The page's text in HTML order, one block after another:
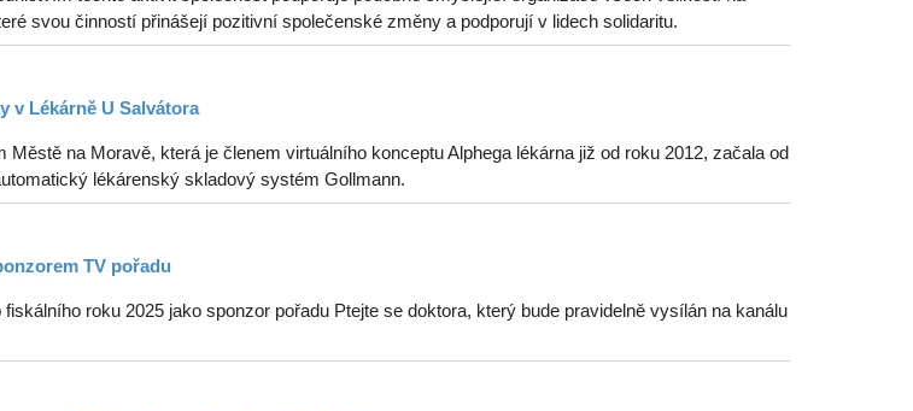
svou činností přinášejí pozitivní společenské změny a podporují v lidech solidaritu.
v Lékárně U Salvátora
Městě na Moravě, která je členem virtuálního konceptu Alphega lékárna již od roku 2012, začala od
lékárenský skladový systém Gollmann.
TV pořadu
roku 2025 jako sponzor pořadu Ptejte se doktora, který bude pravidelně vysílán na kanálu